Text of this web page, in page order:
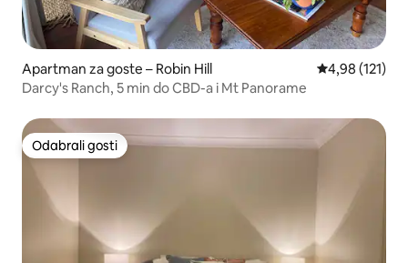
Apartman za goste – Robin Hill Prosječna
4,98 (121)
Darcy's Ranch, 5 min do CBD-a i Mt Panorame
Odabrali gosti
Odabrali gosti